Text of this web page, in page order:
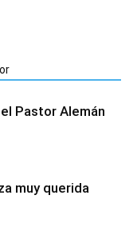
Pastor Alemán
muy querida